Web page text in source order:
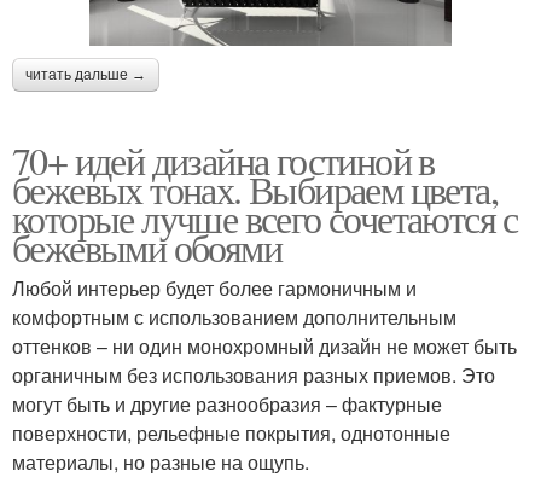
читать дальше →
70+ идей дизайна гостиной в
бежевых тонах. Выбираем цвета,
которые лучше всего сочетаются с
бежевыми обоями
Любой интерьер будет более гармоничным и
комфортным с использованием дополнительным
оттенков – ни один монохромный дизайн не может быть
органичным без использования разных приемов. Это
могут быть и другие разнообразия – фактурные
поверхности, рельефные покрытия, однотонные
материалы, но разные на ощупь.